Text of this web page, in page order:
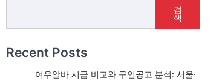
검
색
Recent Posts
여우알바 시급 비교와 구인공고 분석: 서울·